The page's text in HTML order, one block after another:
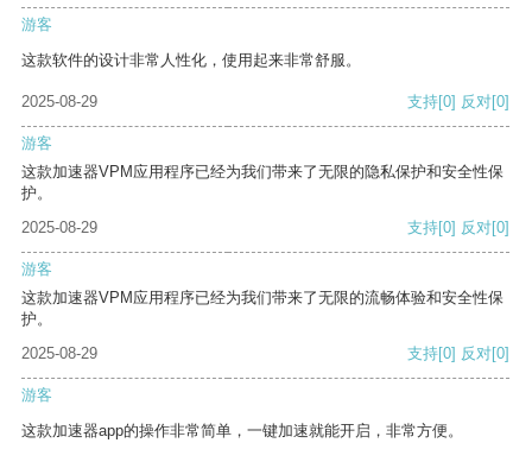
游客
这款软件的设计非常人性化，使用起来非常舒服。
2025-08-29 支持[0] 反对[0]
游客
这款加速器VPM应用程序已经为我们带来了无限的隐私保护和安全性保
护。
2025-08-29
支持[0] 反对[0]
游客
这款加速器VPM应用程序已经为我们带来了无限的流畅体验和安全性保
护。
2025-08-29
支持[0] 反对[0]
游客
这款加速器app的操作非常简单，一键加速就能开启，非常方便。